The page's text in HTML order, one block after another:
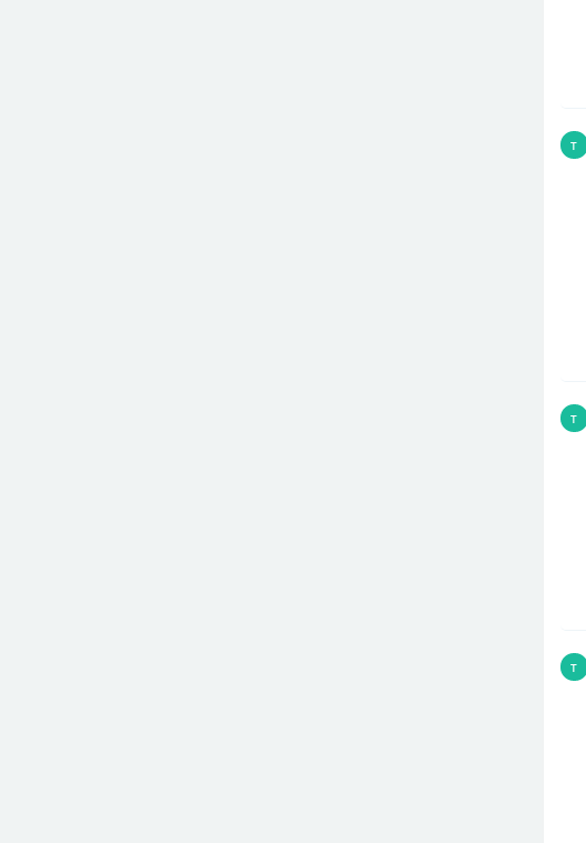
T
T
T